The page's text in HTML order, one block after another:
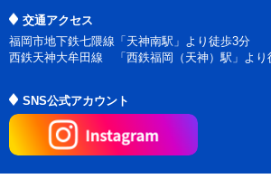
交通アクセス
福岡市地下鉄七隈線「天神南駅」より徒歩3分
西鉄天神大牟田線 「西鉄福岡（天神）駅」より
SNS公式アカウント